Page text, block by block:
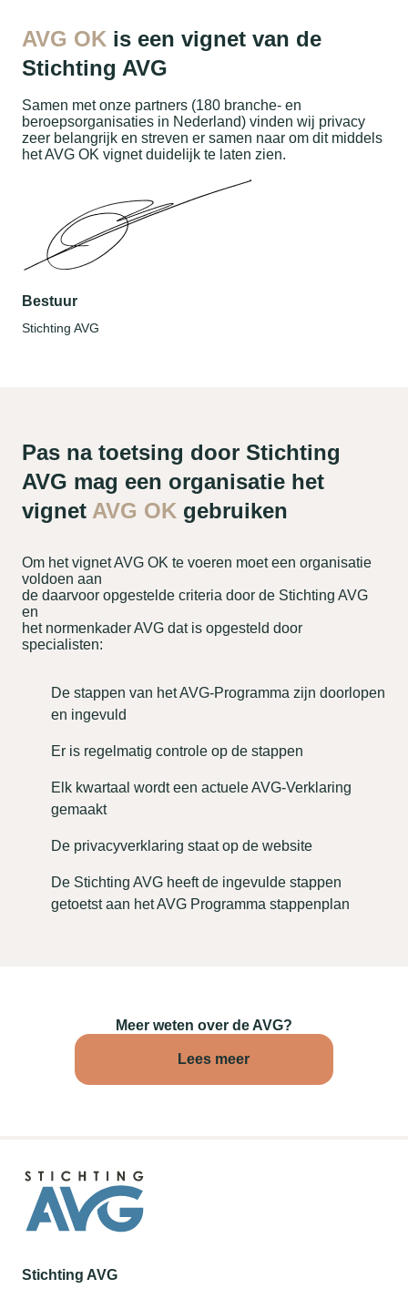
AVG OK is een vignet van de
Stichting AVG
Samen met onze partners (180 branche- en
beroepsorganisaties in Nederland) vinden wij privacy
zeer belangrijk en streven er samen naar om dit middels
het AVG OK vignet duidelijk te laten zien.
Bestuur
Stichting AVG
Pas na toetsing door Stichting
AVG mag een organisatie het
vignet AVG OK gebruiken
Om het vignet AVG OK te voeren moet een organisatie
voldoen aan
de daarvoor opgestelde criteria door de Stichting AVG
en
het normenkader AVG dat is opgesteld door
specialisten:
De stappen van het AVG-Programma zijn doorlopen
en ingevuld
Er is regelmatig controle op de stappen
Elk kwartaal wordt een actuele AVG-Verklaring
gemaakt
De privacyverklaring staat op de website
De Stichting AVG heeft de ingevulde stappen
getoetst aan het AVG Programma stappenplan
Meer weten over de AVG?
Lees meer
Stichting AVG